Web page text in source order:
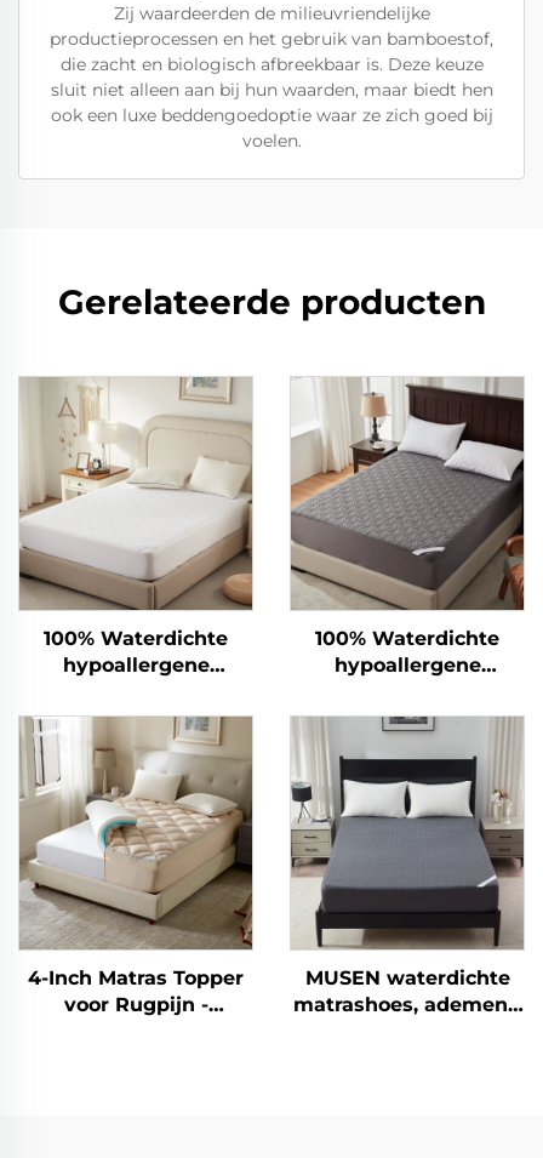
Zij waardeerden de milieuvriendelijke
productieprocessen en het gebruik van bamboestof,
die zacht en biologisch afbreekbaar is. Deze keuze
sluit niet alleen aan bij hun waarden, maar biedt hen
ook een luxe beddengoedoptie waar ze zich goed bij
voelen.
Gerelateerde producten
100% Waterdichte
hypoallergene
met diepe pockets 6-
15 inch, ademende
matrasbescherming
voor hotel en thuis
(wit)
100% Waterdichte
hypoallergene
met diepe pockets 6-
15 inch, ademende
matrasbescherming
voor hotel en thuis
(grijs)
4-Inch Matras Topper
voor Rugpijn -
MUSEN waterdichte
matrashoes, ademend